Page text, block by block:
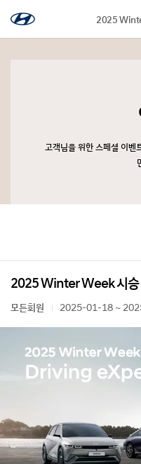
2025
고객님을 위한 스페셜 이벤
2025 Winter Week 시승
모든회원 2025-01-18 ~